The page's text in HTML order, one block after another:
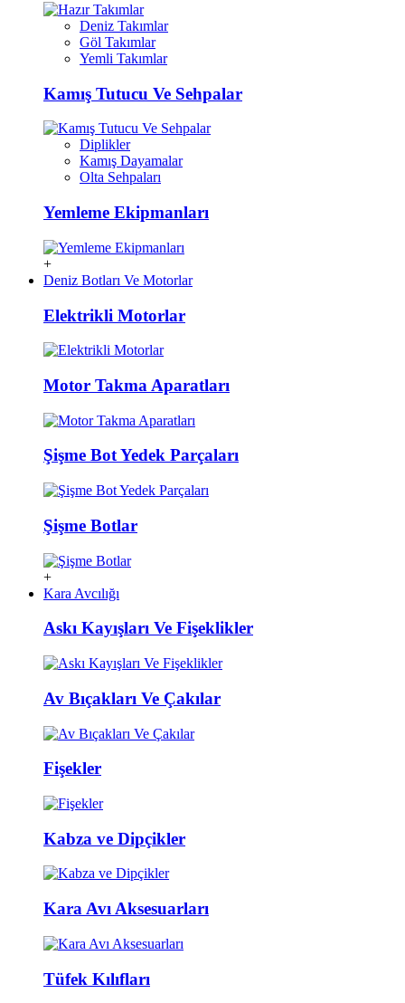
Deniz Takımlar
Göl Takımlar
Yemli Takımlar
Kamış Tutucu Ve Sehpalar
Diplikler
Kamış Dayamalar
Olta Sehpaları
Yemleme Ekipmanları
+
Deniz Botları Ve Motorlar
Elektrikli Motorlar
Motor Takma Aparatları
Şişme Bot Yedek Parçaları
Şişme Botlar
+
Kara Avcılığı
Askı Kayışları Ve Fişeklikler
Av Bıçakları Ve Çakılar
Fişekler
Kabza ve Dipçikler
Kara Avı Aksesuarları
Tüfek Kılıfları